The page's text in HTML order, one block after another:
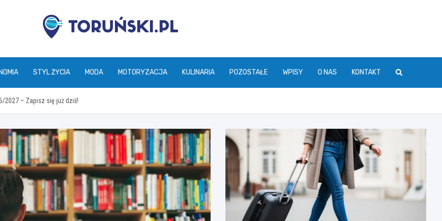
torunski.pl
STYL ŻYCIA MODA MOTORYZACJA KULINARIA POZOSTAŁE WPISY O NAS KONTAKT
2027 – Zapisz się już dziś!